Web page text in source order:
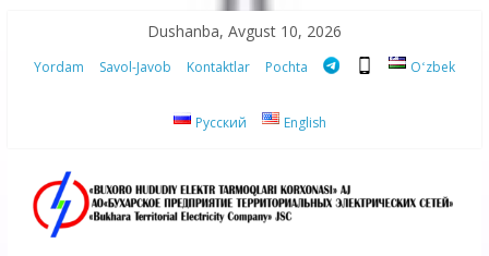
content
Dushanba, Avgust 10, 2026
Yordam Savol-Javob Kontaktlar Pochta Oʻzbek
Русский English